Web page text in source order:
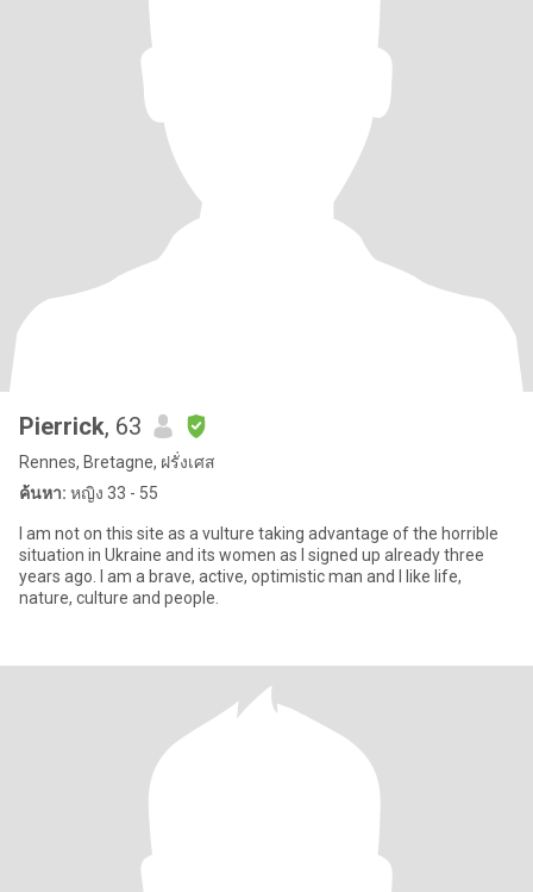
Pierrick, 63
Rennes, Bretagne, ฝรั่งเศส
ค้นหา: หญิง 33 - 55
I am not on this site as a vulture taking advantage of the horrible
situation in Ukraine and its women as I signed up already three
years ago. I am a brave, active, optimistic man and I like life,
nature, culture and people.